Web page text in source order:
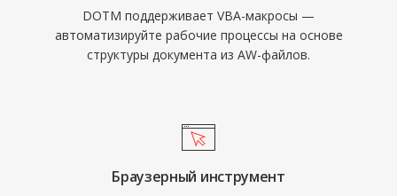
DOTM поддерживает VBA-макросы —
автоматизируйте рабочие процессы на основе
структуры документа из AW-файлов.
Браузерный инструмент